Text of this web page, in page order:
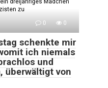
dreijähriges Mädchen
zu
0 0
schenkte mir
ich niemals
und
überwältigt von